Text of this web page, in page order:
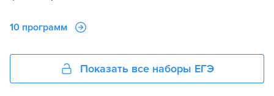
10 программ
Показать все наборы ЕГЭ